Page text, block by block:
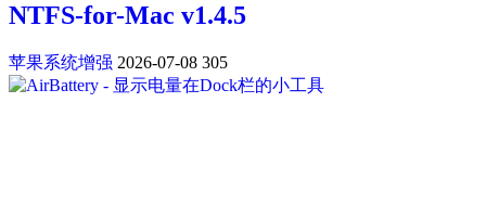
NTFS-for-Mac v1.4.5
苹果系统增强 2026-07-08 305